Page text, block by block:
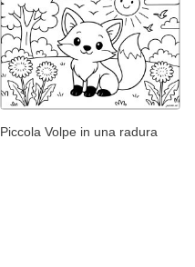
Piccola Volpe in una radura